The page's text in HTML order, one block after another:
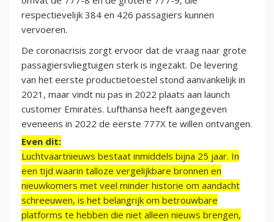
respectievelijk 384 en 426 passagiers kunnen
vervoeren.
De coronacrisis zorgt ervoor dat de vraag naar grote
passagiersvliegtuigen sterk is ingezakt. De levering
van het eerste productietoestel stond aanvankelijk in
2021, maar vindt nu pas in 2022 plaats aan launch
customer Emirates. Lufthansa heeft aangegeven
eveneens in 2022 de eerste 777X te willen ontvangen.
Even dit:
Luchtvaartnieuws bestaat inmiddels bijna 25 jaar. In
een tijd waarin talloze vergelijkbare bronnen en
nieuwkomers met veel minder historie om aandacht
schreeuwen, is het belangrijk om betrouwbare
platforms te hebben die niet alleen nieuws brengen,